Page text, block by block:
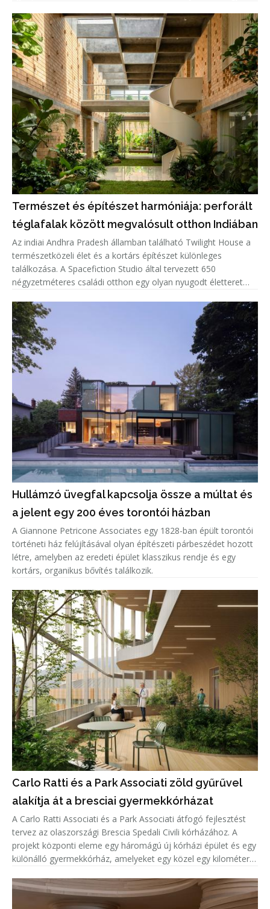
Természet és építészet harmóniája: perforált
téglafalak között megvalósult otthon Indiában
Az indiai Andhra Pradesh államban található Twilight House a
természetközeli élet és a kortárs építészet különleges
találkozása. A Spacefiction Studio által tervezett 650
négyzetméteres családi otthon egy olyan nyugodt életteret
természe
Hullámzó üvegfal kapcsolja össze a múltat és
a jelent egy 200 éves torontói házban
A Giannone Petricone Associates egy 1828-ban épült torontói
történeti ház felújításával olyan építészeti párbeszédet hozott
létre, amelyben az eredeti épület klasszikus rendje és egy
kortárs, organikus bővítés találkozik.
Carlo Ratti és a Park Associati zöld gyűrűvel
alakítja át a bresciai gyermekkórházat
A Carlo Ratti Associati és a Park Associati átfogó fejlesztést
tervez az olaszországi Brescia Spedali Civili kórházához. A
projekt központi eleme egy háromágú új kórházi épület és egy
különálló gyermekkórház, amelyeket egy közel egy kilométer